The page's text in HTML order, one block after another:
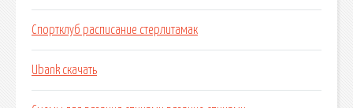
Спортклуб расписание стерлитамак
Ubank скачать